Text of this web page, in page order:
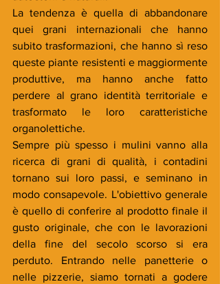
La tendenza è quella di abbandonare
quei grani internazionali che hanno
subito trasformazioni, che hanno sì reso
queste piante resistenti e maggiormente
produttive, ma hanno anche fatto
perdere al grano identità territoriale e
trasformato le loro caratteristiche
organolettiche.
Sempre più spesso i mulini vanno alla
ricerca di grani di qualità, i contadini
tornano sui loro passi, e seminano in
modo consapevole. L'obiettivo generale
è quello di conferire al prodotto finale il
gusto originale, che con le lavorazioni
della fine del secolo scorso si era
perduto. Entrando nelle panetterie o
nelle pizzerie, siamo tornati a godere